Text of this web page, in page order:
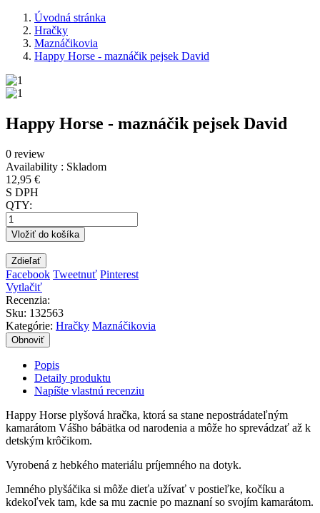
Úvodná stránka
Hračky
Maznáčikovia
Happy Horse - maznáčik pejsek David
Happy Horse - maznáčik pejsek David
0 review
Availability : Skladom
12,95 €
S DPH
QTY:
Vložiť do košíka
Zdieľať
Facebook Tweetnuť Pinterest
Vytlačiť
Recenzia:
Sku: 132563
Kategórie: Hračky Maznáčikovia
Popis
Detaily produktu
Napíšte vlastnú recenziu
Happy Horse plyšová hračka, ktorá sa stane nepostrádateľným
kamarátom Vášho bábätka od narodenia a môže ho sprevádzať až k
detským krôčikom.
Vyrobená z hebkého materiálu príjemného na dotyk.
Jemného plyšáčika si môže dieťa užívať v postieľke, kočíku a
kdekoľvek tam, kde sa mu zacnie po maznaní so svojím kamarátom.